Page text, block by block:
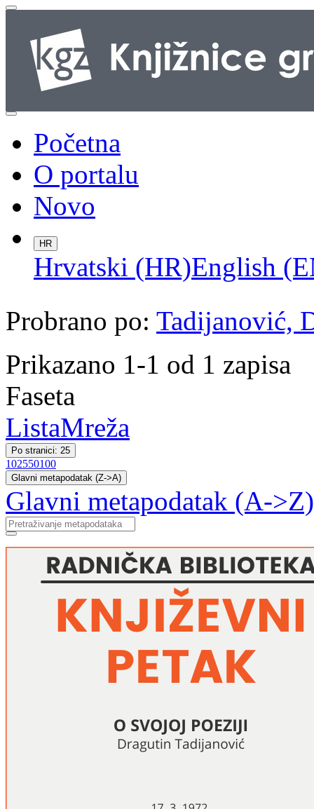
Početna
O portalu
Novo
HR
Hrvatski (HR)English
Probrano po: Tadijanović,
Prikazano 1-1 od 1 zapisa
Faseta
ListaMreža
Po stranici: 25
102550100
Glavni metapodatak (Z->A)
Glavni metapodatak (A->Z)